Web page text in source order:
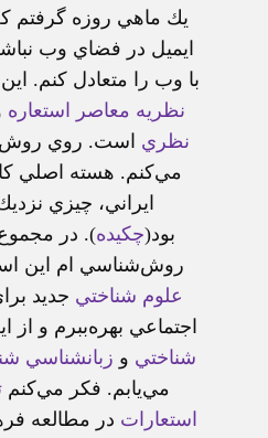
يك ماهي روزه گرفتم
ايميل در فضاي وب
با وب را متعادل كنم.
نظريه معاصر استعاره
نظري است. روي
مي‌كنم. هسته اصلي
ايراني، چيزي
بود(چكيده). در
روش‌شناسي ام اين
علوم شناختي جديد
اجتماعي بهره‌ببرم و از
شناختي و زبانشناسي
مي‌يابم. فكر مي‌كنم
استعارات در مطالعه